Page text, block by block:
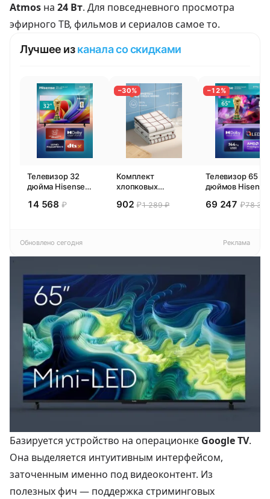
Atmos на 24 Вт. Для повседневного просмотра
эфирного ТВ, фильмов и сериалов самое то.
Лучшее изканала со скидками
Телевизор 32
дюйма Hisense
Смарт ТВ HD
14 568 ₽
−30%
Комплект
хлопковых
полотенец 4 шт,
902₽1 289 ₽
−12%
Телевизор 65
дюймов Hisense
(2026) Смарт ТВ
69 247 ₽78
Обновлено сегодня Реклама
Базируется устройство на операционке Google TV.
Она выделяется интуитивным интерфейсом,
заточенным именно под видеоконтент. Из
полезных фич — поддержка стриминговых